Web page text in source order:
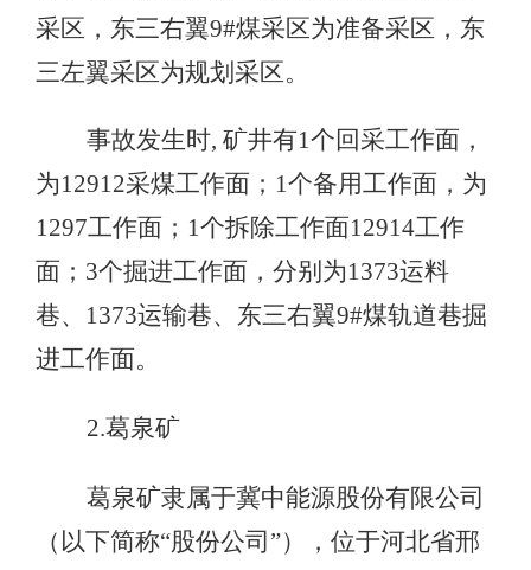
采区，东三右翼9#煤采区为准备采区，东
三左翼采区为规划采区。
事故发生时, 矿井有1个回采工作面，
为12912采煤工作面；1个备用工作面，为
1297工作面；1个拆除工作面12914工作
面；3个掘进工作面，分别为1373运料
巷、1373运输巷、东三右翼9#煤轨道巷掘
进工作面。
2.葛泉矿
葛泉矿隶属于冀中能源股份有限公司
（以下简称“股份公司”），位于河北省邢